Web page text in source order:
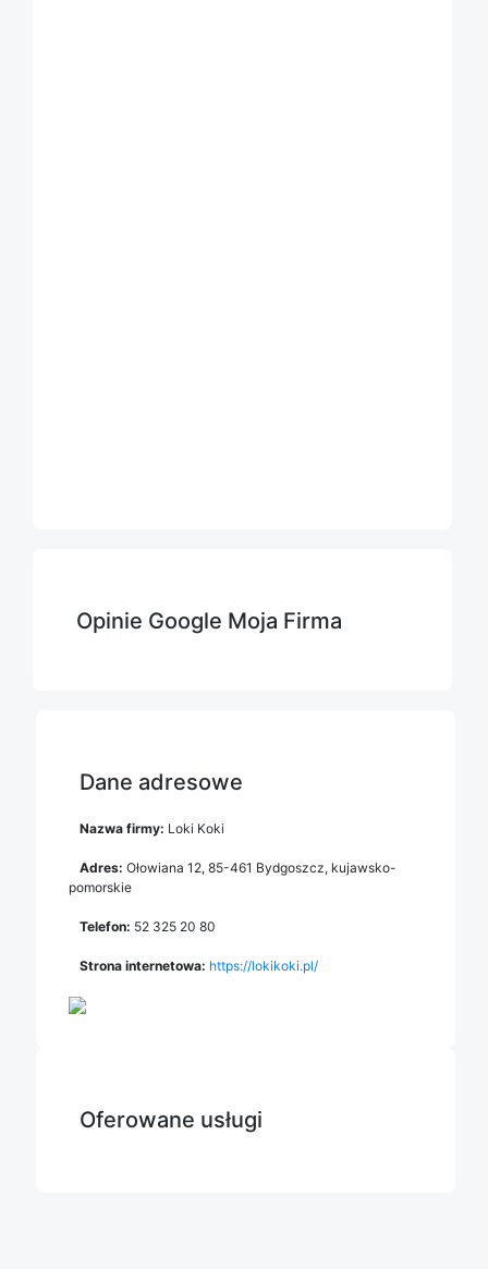
Opinie Google Moja Firma
Dane adresowe
Nazwa firmy: Loki Koki
Adres: Ołowiana 12, 85-461 Bydgoszcz, kujawsko-
pomorskie
Telefon: 52 325 20 80
Strona internetowa: https://lokikoki.pl/
Oferowane usługi